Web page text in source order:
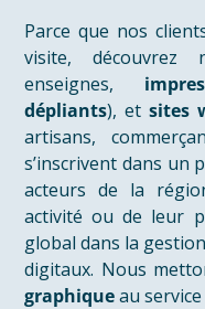
Parce que nos
visite, découvrez
enseignes,
dépliants), et sites
artisans,
s’inscrivent dans un
acteurs de la
activité ou de leur
global dans la
digitaux. Nous
graphiqueau